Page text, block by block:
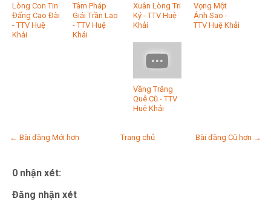
Lòng Con Tin
Đấng Cao Đài
- TTV Huệ
Khải
Tâm Pháp
Giải Trần Lao
- TTV Huệ
Khải
Xuân Lòng Tri
Kỷ - TTV Huệ
Khải
Vọng Một
Ánh Sao -
TTV Huệ Khải
Vầng Trăng
Quê Cũ - TTV
Huệ Khải
← Bài đăng Mới hơn Bài đăng Cũ hơn →
Trang chủ
0 nhận xét:
Đăng nhận xét